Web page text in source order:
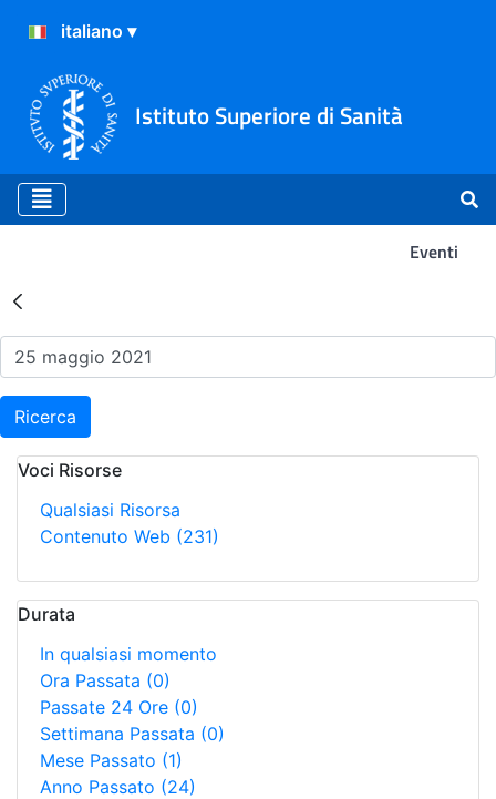
Istituto Superiore di Sanità
Eventi
Risultati della Ricerca -
Ricerca
Voci Risorse
Qualsiasi Risorsa
Contenuto Web (231)
Durata
In qualsiasi momento
Ora Passata (0)
Passate 24 Ore (0)
Settimana Passata (0)
Mese Passato (1)
Anno Passato (24)